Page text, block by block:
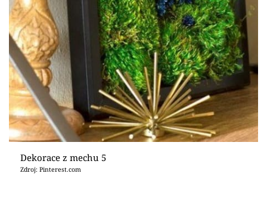
Dekorace z mechu 5
Zdroj: Pinterest.com